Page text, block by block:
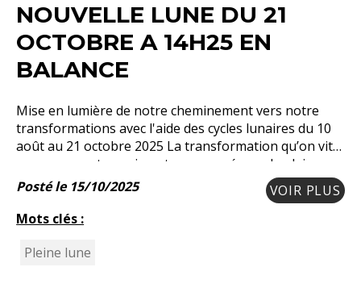
NOUVELLE LUNE DU 21
OCTOBRE A 14H25 EN
BALANCE
Mise en lumière de notre cheminement vers notre
transformations avec l'aide des cycles lunaires du 10
août au 21 octobre 2025 La transformation qu’on vit
en ce moment a vraiment commencé avec la pleine
lune du 10 août en Verseau. Cette lune nous a
Posté le 15/10/2025
VOIR PLUS
Mots clés :
Pleine lune